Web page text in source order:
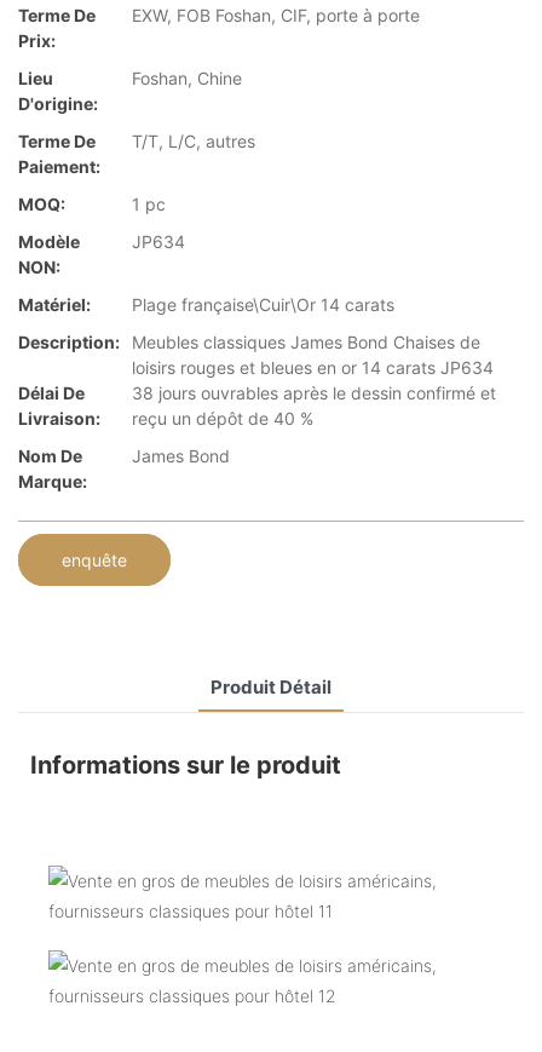
Terme De
Prix:
EXW, FOB Foshan, CIF, porte à porte
Lieu
D'origine:
Foshan, Chine
Terme De
Paiement:
T/T, L/C, autres
MOQ:
1 pc
Modèle
NON:
JP634
Matériel:
Plage française\Cuir\Or 14 carats
Description:
Meubles classiques James Bond Chaises de
loisirs rouges et bleues en or 14 carats JP634
Délai De
Livraison:
38 jours ouvrables après le dessin confirmé et
reçu un dépôt de 40 %
Nom De
Marque:
James Bond
enquête
Produit Détail
Informations sur le produit